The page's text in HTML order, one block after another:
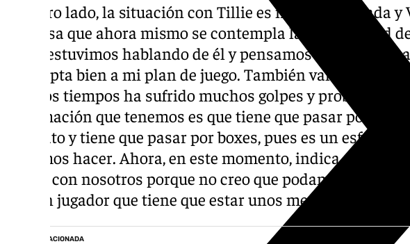
Por otro lado, la situación con Tillie es muy complicada y
confiesa que ahora mismo se contempla la continuidad
«Ayer estuvimos hablando de él y pensamos en que es una
se adapta bien a mi plan de juego. También valoramos la
últimos tiempos ha sufrido muchos golpes y problemas
información que tenemos es que tiene que pasar por
contrato y tiene que pasar por boxes, pues es un esfuerzo
podemos hacer. Ahora, en este momento, indica que
seguir con nosotros porque no creo que podamos
con un jugador que tiene que estar unos meses fuera».
NOTICIA RELACIONADA